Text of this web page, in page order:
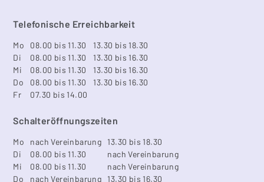
Telefonische Erreichbarkeit
Mo 08.00 bis 11.30
13.30 bis 18.30
Di
08.00 bis 11.30
13.30 bis 16.30
Mi
08.00 bis 11.30
13.30 bis 16.30
Do
08.00 bis 11.30
13.30 bis 16.30
Fr
07.30 bis 14.00
Schalteröffnungszeiten
Mo nach Vereinbarung
13.30 bis 18.30
Di
08.00 bis 11.30
nach Vereinbarung
Mi
08.00 bis 11.30
nach Vereinbarung
Do
nach Vereinbarung 13.30 bis 16.30